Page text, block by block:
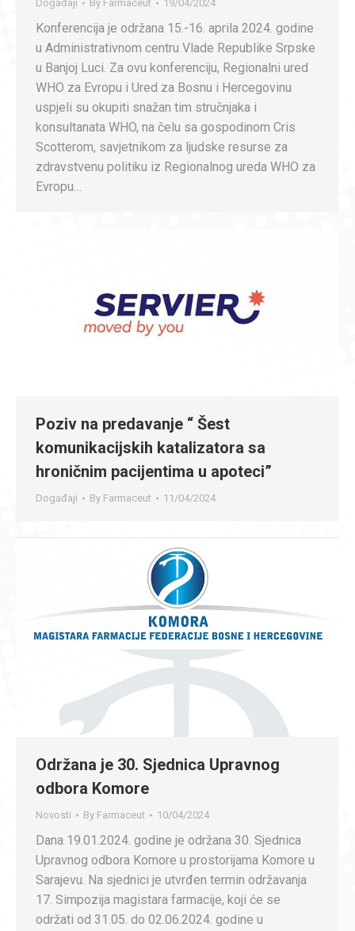
Događaji By Farmaceut 19/04/2024
Konferencija je održana 15.-16. aprila 2024. godine
u Administrativnom centru Vlade Republike Srpske
u Banjoj Luci. Za ovu konferenciju, Regionalni ured
WHO za Evropu i Ured za Bosnu i Hercegovinu
uspjeli su okupiti snažan tim stručnjaka i
konsultanata WHO, na čelu sa gospodinom Cris
Scotterom, savjetnikom za ljudske resurse za
zdravstvenu politiku iz Regionalnog ureda WHO za
Evropu…
Poziv na predavanje “ Šest
komunikacijskih katalizatora sa
hroničnim pacijentima u apoteci”
Događaji By Farmaceut 11/04/2024
Održana je 30. Sjednica Upravnog
odbora Komore
Novosti By Farmaceut 10/04/2024
Dana 19.01.2024. godine je održana 30. Sjednica
Upravnog odbora Komore u prostorijama Komore u
Sarajevu. Na sjednici je utvrđen termin održavanja
17. Simpozija magistara farmacije, koji će se
održati od 31.05. do 02.06.2024. godine u